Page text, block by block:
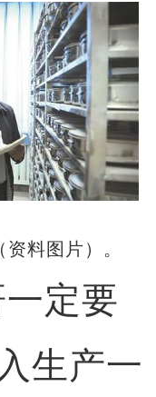
料图片）。
定要
生产一